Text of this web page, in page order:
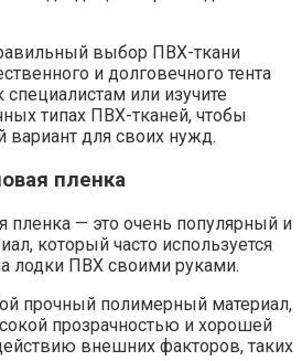
выбор ПВХ-ткани
и долговечного тента
специалистам или изучите
типах ПВХ-тканей, чтобы
для своих нужд.
пленка
пленка — это очень популярный и
который часто используется
лодки ПВХ своими руками.
прочный полимерный материал,
прозрачностью и хорошей
внешних факторов, таких